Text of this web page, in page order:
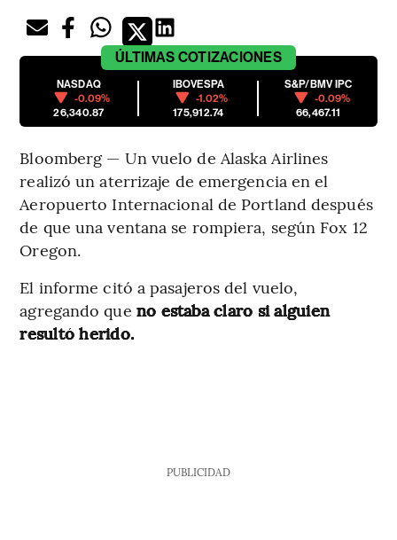
ÚLTIMAS COTIZACIONES
NASDAQ
-0.09%
26,340.87
IBOVESPA
-1.02%
175,912.74
S&P/BMV IPC
-0.09%
66,467.11
Bloomberg — Un vuelo de Alaska Airlines
realizó un aterrizaje de emergencia en el
Aeropuerto Internacional de Portland después
de que una ventana se rompiera, según Fox 12
Oregon.
El informe citó a pasajeros del vuelo,
agregando que no estaba claro si alguien
resultó herido.
PUBLICIDAD